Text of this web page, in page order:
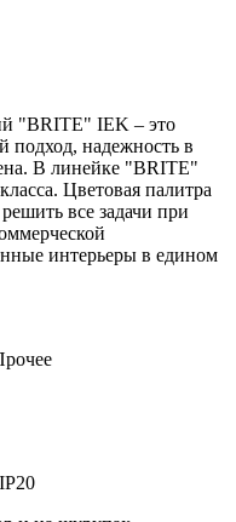
"BRITE" IEK – это
подход, надежность в
В линейке "BRITE"
Цветовая палитра
все задачи при
интерьеры в едином